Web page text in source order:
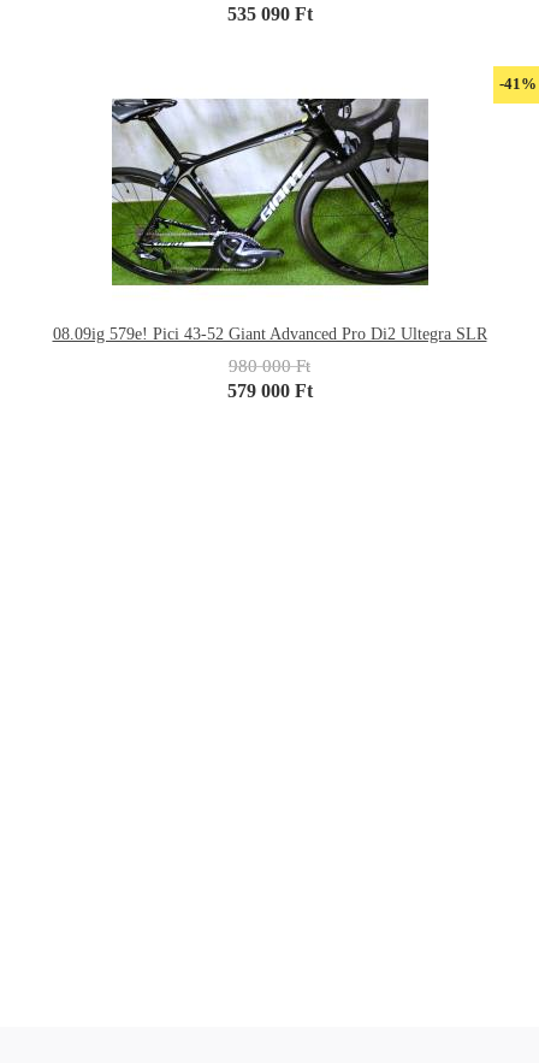
535 090 Ft
-41%
08.09ig 579e! Pici 43-52 Giant Advanced Pro Di2 Ultegra SLR
980 000 Ft
579 000 Ft